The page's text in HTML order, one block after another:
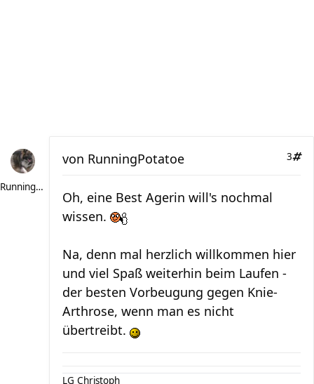
RunningPotatoe
3
von RunningPotatoe
Oh, eine Best Agerin will's nochmal
wissen.
Na, denn mal herzlich willkommen hier
und viel Spaß weiterhin beim Laufen -
der besten Vorbeugung gegen Knie-
Arthrose, wenn man es nicht
übertreibt.
LG Christoph